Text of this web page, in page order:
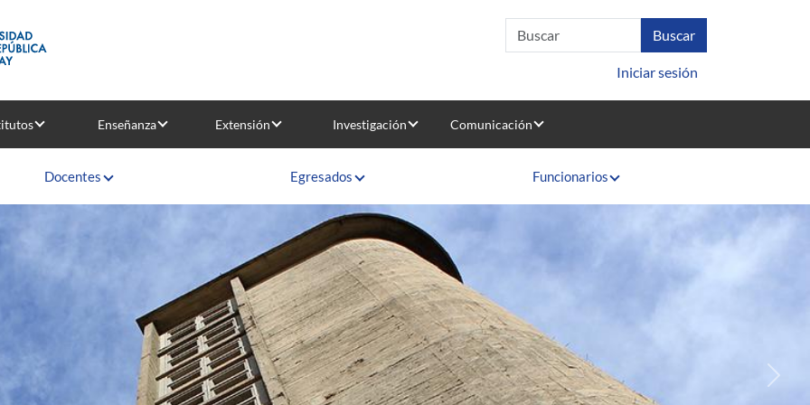
Iniciar sesión
Enseñanza Extensión Investigación Comunicación
Docentes Egresados Funcionarios